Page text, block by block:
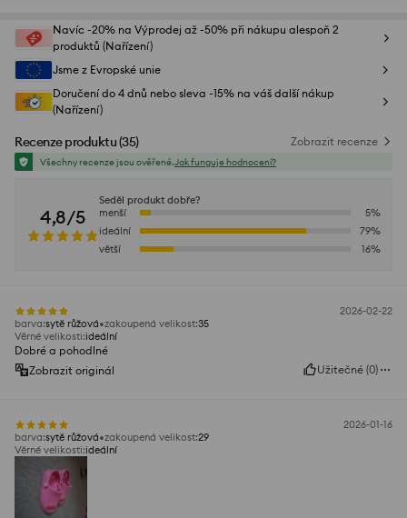
Navíc -20% na Výprodej až -50% při nákupu alespoň 2
produktů (Nařízení)
Jsme z Evropské unie
Doručení do 4 dnů nebo sleva -15% na váš další nákup
(Nařízení)
Recenze produktu(35) Zobrazit recenze
Všechny recenze jsou ověřené.Jak funguje hodnocení?
4,8/5
Seděl produkt dobře?
menší
5%
ideální
79%
větší
16%
2026-02-22
barva:sytě růžová zakoupená velikost:35
Věrné velikosti:ideální
Dobré a pohodlné
Zobrazit originál
Užitečné (0)
2026-01-16
barva:sytě růžová zakoupená velikost:29
Věrné velikosti:ideální